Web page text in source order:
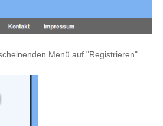
Menü auf "Registrieren"